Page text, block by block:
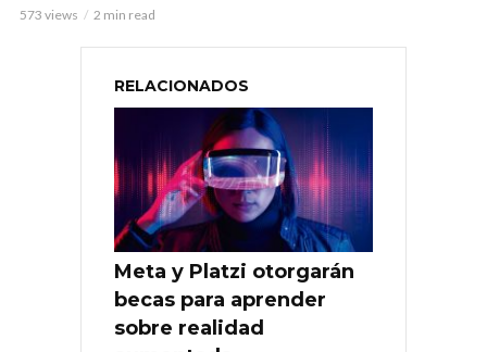
573 views 2 min read
RELACIONADOS
Meta y Platzi otorgarán
becas para aprender
sobre realidad